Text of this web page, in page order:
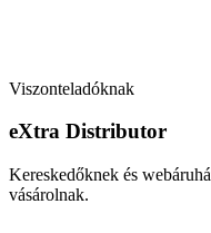
Viszonteladóknak
eXtra Distributor
Kereskedőknek és
vásárolnak.